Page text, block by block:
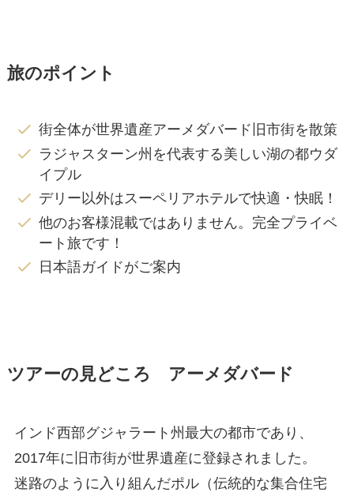
旅のポイント
街全体が世界遺産アーメダバード旧市街を散策
ラジャスターン州を代表する美しい湖の都ウダ
イプル
デリー以外はスーペリアホテルで快適・快眠！
他のお客様混載ではありません。完全プライベ
ート旅です！
日本語ガイドがご案内
ツアーの見どころ アーメダバード
インド西部グジャラート州最大の都市であり、
2017年に旧市街が世界遺産に登録されました。
迷路のように入り組んだポル（伝統的な集合住宅